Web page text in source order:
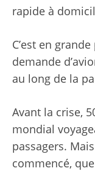
rapide à
C’est en
demande
au long de la
Avant la crise,
mondial
passagers.
commencé,